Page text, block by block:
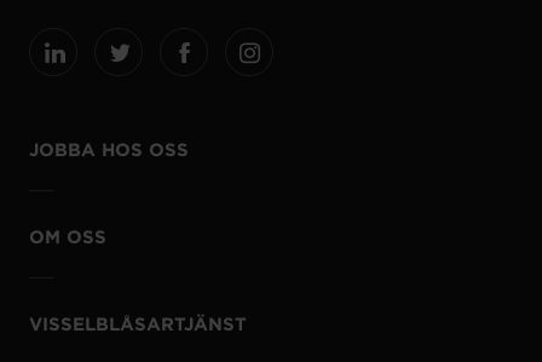
JOBBA HOS OSS
OM OSS
VISSELBLÅSARTJÄNST